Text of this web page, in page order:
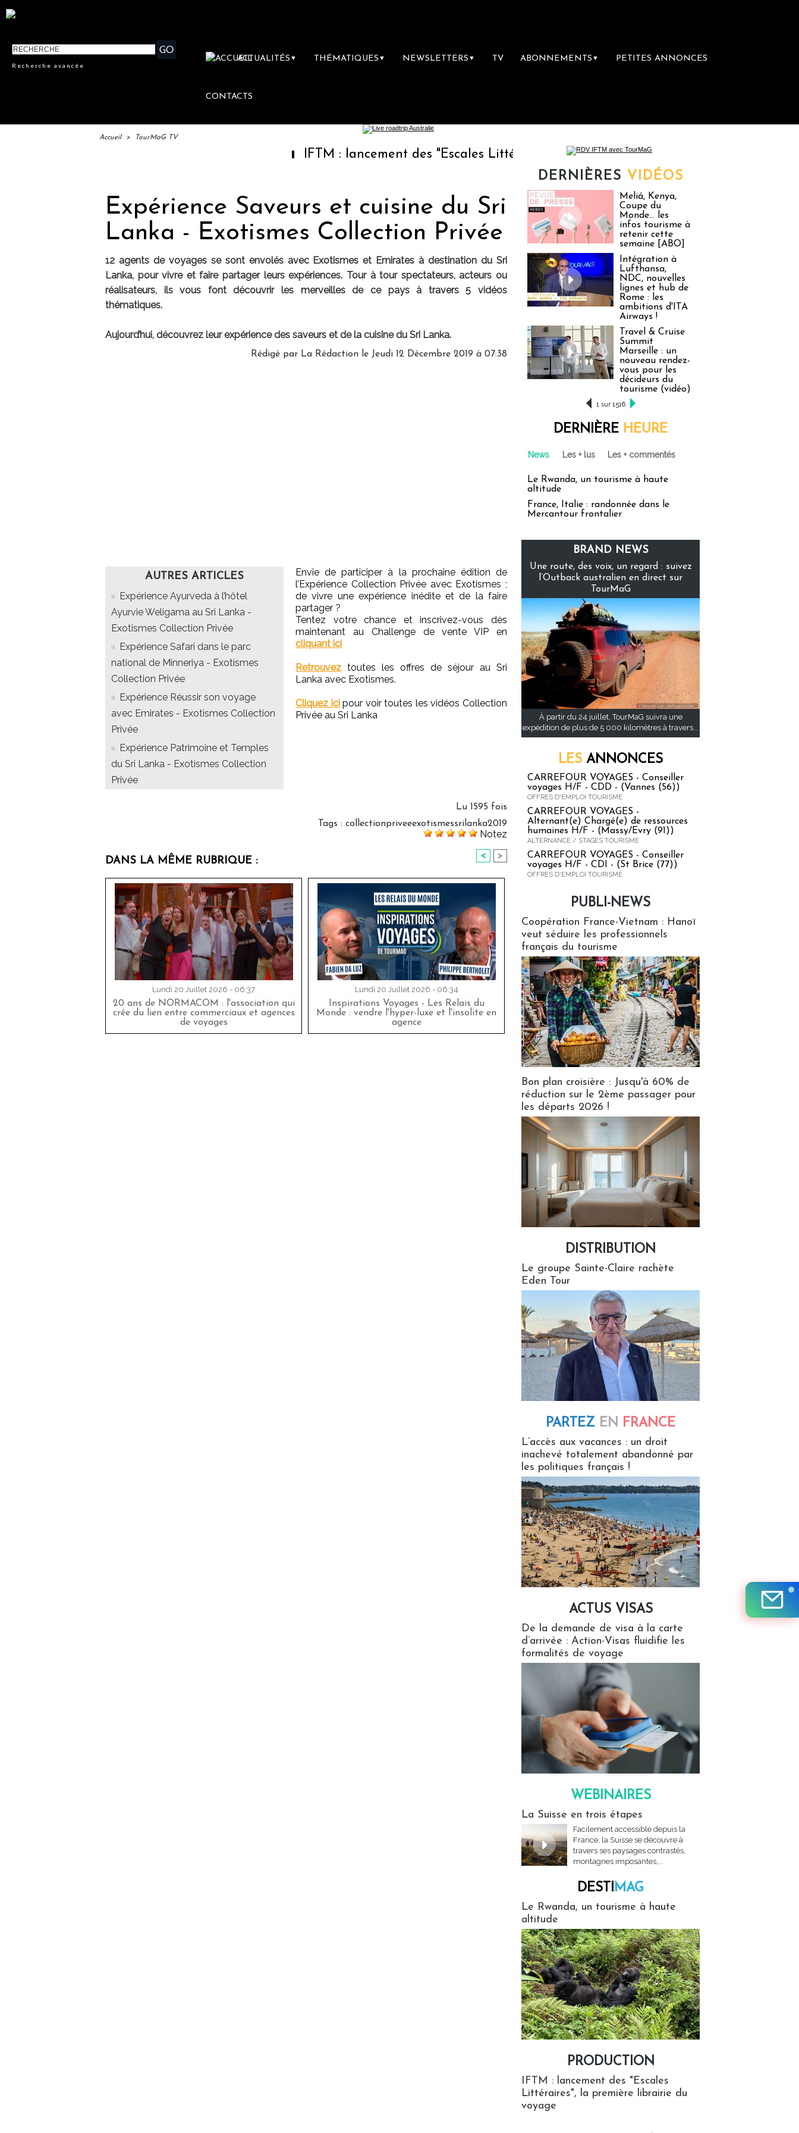
Recherche avancée
ACTUALITÉS ▼ THÉMATIQUES ▼ NEWSLETTERS ▼ TV ABONNEMENTS ▼ PETITES ANNONCES
CONTACTS
Accueil > TourMaG TV
IFTM : lancement des "Escales Littéraires", la première librairie du voyage
Expérience Saveurs et cuisine du Sri
Lanka - Exotismes Collection Privée
12 agents de voyages se sont envolés avec Exotismes et Emirates à destination du Sri
Lanka, pour vivre et faire partager leurs expériences. Tour à tour spectateurs, acteurs ou
réalisateurs, ils vous font découvrir les merveilles de ce pays à travers 5 vidéos
thématiques.
Aujourd’hui, découvrez leur expérience des saveurs et de la cuisine du Sri Lanka.
Rédigé par La Rédaction le Jeudi 12 Décembre 2019 à 07:38
AUTRES ARTICLES
Expérience Ayurveda à l’hôtel
Ayurvie Weligama au Sri Lanka -
Exotismes Collection Privée
Expérience Safari dans le parc
national de Minneriya - Exotismes
Collection Privée
Expérience Réussir son voyage
avec Emirates - Exotismes Collection
Privée
Expérience Patrimoine et Temples
du Sri Lanka - Exotismes Collection
Privée
Envie de participer à la prochaine édition de
l’Expérience Collection Privée avec Exotismes ;
de vivre une expérience inédite et de la faire
partager ?
Tentez votre chance et inscrivez-vous dès
maintenant au Challenge de vente VIP en
cliquant ici
Retrouvez toutes les offres de séjour au Sri
Lanka avec Exotismes.
Cliquez icipour voir toutes les vidéos Collection
Privée au Sri Lanka
Lu 1595 fois
Tags : collectionpriveeexotismessrilanka2019
Notez
DANS LA MÊME RUBRIQUE : < >
Lundi 20 Juillet 2026 - 06:37
20 ans de NORMACOM : l'association qui
crée du lien entre commerciaux et agences
de voyages
Lundi 20 Juillet 2026 - 06:34
Inspirations Voyages - Les Relais du
Monde : vendre l'hyper-luxe et l'insolite en
agence
DERNIÈRES VIDÉOS
Meliá, Kenya,
Coupe du
Monde… les
infos tourisme à
retenir cette
semaine [ABO]
Intégration à
Lufthansa,
NDC, nouvelles
lignes et hub de
Rome : les
ambitions d'ITA
Airways !
Travel & Cruise
Summit
Marseille : un
nouveau rendez-
vous pour les
décideurs du
tourisme (vidéo)
1 sur 1516
DERNIÈRE HEURE
News Les + lus Les + commentés
Le Rwanda, un tourisme à haute
altitude
France, Italie : randonnée dans le
Mercantour frontalier
BRAND NEWS
Une route, des voix, un regard : suivez
l’Outback australien en direct sur
TourMaG
À partir du 24 juillet, TourMaG suivra une
expédition de plus de 5 000 kilomètres à travers...
LES ANNONCES
CARREFOUR VOYAGES - Conseiller
voyages H/F - CDD - (Vannes (56))
OFFRES D'EMPLOI TOURISME
CARREFOUR VOYAGES -
Alternant(e) Chargé(e) de ressources
humaines H/F - (Massy/Evry (91))
ALTERNANCE / STAGES TOURISME
CARREFOUR VOYAGES - Conseiller
voyages H/F - CDI - (St Brice (77))
OFFRES D'EMPLOI TOURISME
PUBLI-NEWS
Coopération France-Vietnam : Hanoï
veut séduire les professionnels
français du tourisme
Bon plan croisière : Jusqu'à 60% de
réduction sur le 2ème passager pour
les départs 2026 !
DISTRIBUTION
Le groupe Sainte-Claire rachète
Eden Tour
PARTEZ EN FRANCE
L’accès aux vacances : un droit
inachevé totalement abandonné par
les politiques français !
ACTUS VISAS
De la demande de visa à la carte
d’arrivée : Action-Visas fluidifie les
formalités de voyage
WEBINAIRES
La Suisse en trois étapes
Facilement accessible depuis la
France, la Suisse se découvre à
travers ses paysages contrastés,
montagnes imposantes,...
DESTIMAG
Le Rwanda, un tourisme à haute
altitude
PRODUCTION
IFTM : lancement des "Escales
Littéraires", la première librairie du
voyage